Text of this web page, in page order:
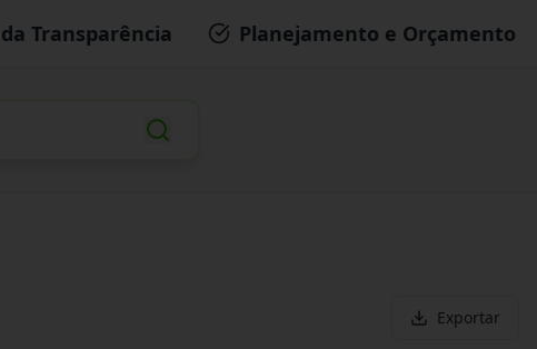
Transparência Planejamento e Orçamento
Exportar